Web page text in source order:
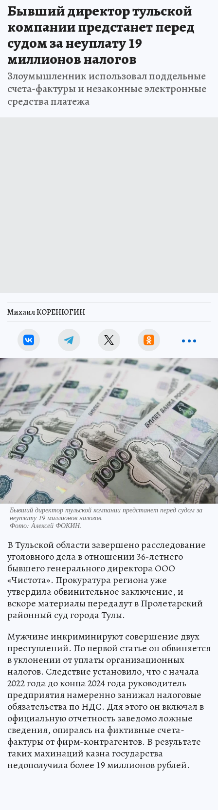
Бывший директор тульской
компании предстанет перед
судом за неуплату 19
миллионов налогов
Злоумышленник использовал поддельные
счета-фактуры и незаконные электронные
средства платежа
Михаил КОРЕНЮГИН
Бывший директор тульской компании предстанет перед судом за
неуплату 19 миллионов налогов.
Фото:Алексей ФОКИН.
В Тульской области завершено расследование
уголовного дела в отношении 36-летнего
бывшего генерального директора ООО
«Чистота». Прокуратура региона уже
утвердила обвинительное заключение, и
вскоре материалы передадут в Пролетарский
районный суд города Тулы.
Мужчине инкриминируют совершение двух
преступлений. По первой статье он обвиняется
в уклонении от уплаты организационных
налогов. Следствие установило, что с начала
2022 года до конца 2024 года руководитель
предприятия намеренно занижал налоговые
обязательства по НДС. Для этого он включал в
официальную отчетность заведомо ложные
сведения, опираясь на фиктивные счета-
фактуры от фирм-контрагентов. В результате
таких махинаций казна государства
недополучила более 19 миллионов рублей.